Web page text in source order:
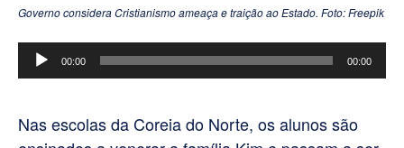
Governo considera Cristianismo ameaça e traição ao Estado. Foto: Freepik
Tocador
de
00:00 00:00
Nas escolas da Coreia do Norte, os alunos são